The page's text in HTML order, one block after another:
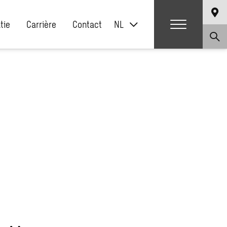
Carrière Contact NL